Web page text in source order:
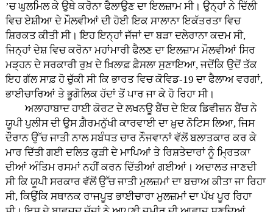
’ਚ ਘੁਲਮਿਲ ਕੇ ਉਥੇ ਕਰੋਨਾ ਫੈਲਾਉਣ ਦਾ ਇਲਜ਼ਾਮ ਸੀ। ਉਨ੍ਹਾਂ ਨੇ ਦਿੱਲੀ
ਵਿਚ ਏਸ਼ੀਆ ਦੇ ਮੌਲਵੀਆਂ ਦੀ ਹੋਈ ਇਕ ਸਾਲਾਨਾ ਇਕੱਤਰਤਾ ਵਿਚ
ਸ਼ਿਰਕਤ ਕੀਤੀ ਸੀ। ਇਹ ਇਨ੍ਹਾਂ ਜੱਜਾਂ ਦਾ ਬੜਾ ਦਲੇਰਾਨਾ ਕਦਮ ਸੀ,
ਜਿਨ੍ਹਾਂ ਦੇਸ਼ ਵਿਚ ਕਰੋਨਾ ਮਹਾਂਮਾਰੀ ਫੈਲਣ ਦਾ ਇਲਜ਼ਾਮ ਮੌਲਵੀਆਂ ਸਿਰ
ਮੜ੍ਹਨ ਦੇ ਸਰਕਾਰੀ ਰੁਖ਼ ਦੇ ਖ਼ਿਲਾਫ਼ ਫ਼ੈਸਲਾ ਸੁਣਾਇਆ, ਜਦੋਂਕਿ ਉਦੋਂ ਤੱਕ
ਇਹ ਗੱਲ ਸਾਫ਼ ਹੋ ਚੁੱਕੀ ਸੀ ਕਿ ਭਾਰਤ ਵਿਚ ਕੋਵਿਡ-19 ਦਾ ਫੈਲਾਅ ਵਰਗਾਂ,
ਭਾਈਚਾਰਿਆਂ ਤੇ ਭੂਗੋਲਿਕ ਹੱਦਾਂ ਤੋਂ ਪਾਰ ਜਾ ਕੇ ਹੋ ਰਿਹਾ ਸੀ।
ਅਲਾਹਾਬਾਦ ਹਾਈ ਕੋਰਟ ਦੇ ਲਖਨਊੁ ਬੈਂਚ ਦੇ ਇਕ ਡਿਵੀਜ਼ਨ ਬੈਂਚ ਨੇ
ਯੂਪੀ ਪੁਲੀਸ ਦੀ ਉਸ ਗ਼ੈਰਮਨੁੱਖੀ ਕਾਰਵਾਈ ਦਾ ਖ਼ੁਦ ਨੋਟਿਸ ਲਿਆ, ਜਿਸ
ਦੌਰਾਨ ਉੱਚ ਜਾਤੀ ਨਾਲ ਸਬੰਧਤ ਚਾਰ ਨੌਜਵਾਨਾਂ ਵੱਲੋਂ ਬਲਾਤਕਾਰ ਕਰ ਕੇ
ਮਾਰ ਦਿੱਤੀ ਗਈ ਦਲਿਤ ਕੁੜੀ ਦੇ ਮਾਪਿਆਂ ਤੇ ਰਿਸ਼ਤੇਦਾਰਾਂ ਨੂੰ ਮ੍ਰਿਤਕਾ
ਦੀਆਂ ਅੰਤਿਮ ਰਸਮਾਂ ਨਹੀਂ ਕਰਨ ਦਿੱਤੀਆਂ ਗਈਆਂ। ਅਦਾਲਤ ਜਾਣਦੀ
ਸੀ ਕਿ ਯੂਪੀ ਸਰਕਾਰ ਵੱਲੋਂ ਉੱਚ ਜਾਤੀ ਮੁਲਜ਼ਮਾਂ ਦਾ ਬਚਾਅ ਕੀਤਾ ਜਾ ਰਿਹਾ
ਸੀ, ਕਿਉਂਕਿ ਸਥਾਨਕ ਰਾਜਪੂਤ ਭਾਈਚਾਰਾ ਮੁਲਜ਼ਮਾਂ ਦਾ ਪੱਖ ਪੂਰ ਰਿਹਾ